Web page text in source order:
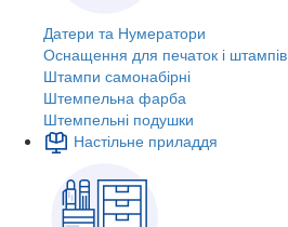
Датери та Нумератори
Оснащення для печаток і штампів
Штампи самонабірні
Штемпельна фарба
Штемпельні подушки
Настільне приладдя